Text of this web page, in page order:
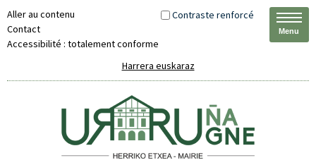
Aller au contenu
Contact
Accessibilité : totalement conforme
Contraste renforcé
Harrera euskaraz
Menu